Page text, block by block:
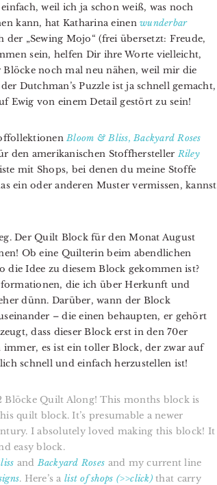
weil ich ja schon weiß, was noch
kann, hat Katharina einenwunderbar
der „Sewing Mojo“ (frei übersetzt: Freude,
sein, helfen Dir ihre Worte vielleicht,
noch mal neu nähen, weil mir die
Dutchman’s Puzzle ist ja schnell gemacht,
Ewig von einem Detail gestört zu sein!
Bloom & Bliss, Backyard Roses
den amerikanischen Stoffhersteller Riley
mit Shops, bei denen du meine Stoffe
ein oder anderen Muster vermissen, kannst
Der Quilt Block für den Monat August
Ob eine Quilterin beim abendlichen
die Idee zu diesem Block gekommen ist?
die ich über Herkunft und
dünn. Darüber, wann der Block
– die einen behaupten, er gehört
dass dieser Block erst in den 70er
immer, es ist ein toller Block, der zwar auf
schnell und einfach herzustellen ist!
Quilt Along! This months block is
quilt block. It’s presumable a newer
I absolutely loved making this block! It
easy block.
andBackyard Roses and my current line
. Here’s a list of shops (>>click)that carry